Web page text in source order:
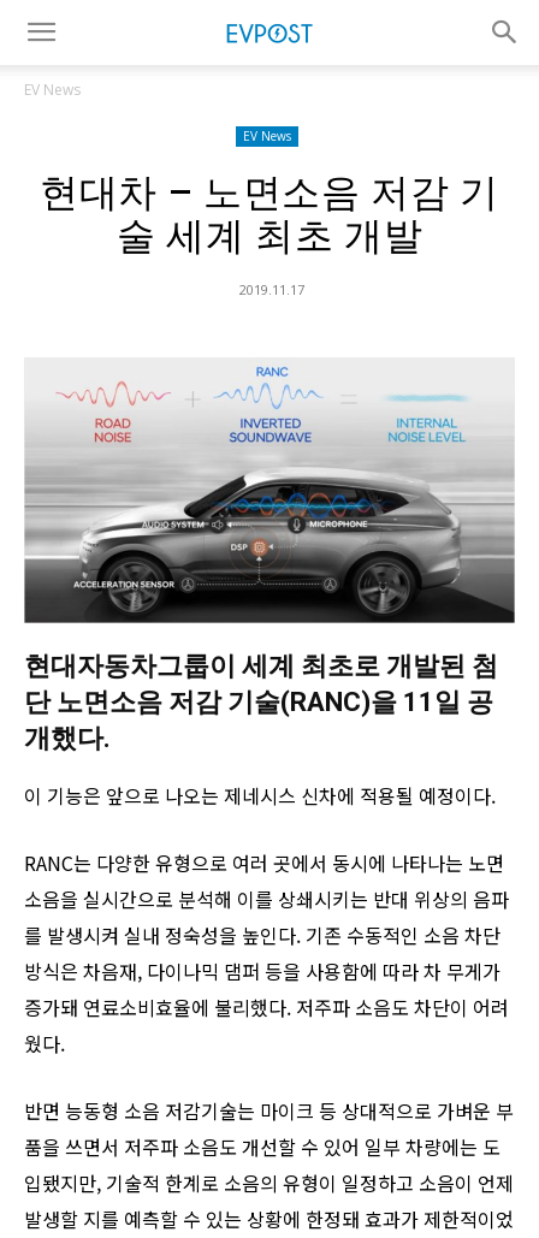
EV News
EV News
현대차 – 노면소음 저감 기
술 세계 최초 개발
2019.11.17
현대자동차그룹이 세계 최초로 개발된 첨
단 노면소음 저감 기술(RANC)을 11일 공
개했다.
이 기능은 앞으로 나오는 제네시스 신차에 적용될 예정이다.
RANC는 다양한 유형으로 여러 곳에서 동시에 나타나는 노면
소음을 실시간으로 분석해 이를 상쇄시키는 반대 위상의 음파
를 발생시켜 실내 정숙성을 높인다. 기존 수동적인 소음 차단
방식은 차음재, 다이나믹 댐퍼 등을 사용함에 따라 차 무게가
증가돼 연료소비효율에 불리했다. 저주파 소음도 차단이 어려
웠다.
반면 능동형 소음 저감기술는 마이크 등 상대적으로 가벼운 부
품을 쓰면서 저주파 소음도 개선할 수 있어 일부 차량에는 도
입됐지만, 기술적 한계로 소음의 유형이 일정하고 소음이 언제
발생할 지를 예측할 수 있는 상황에 한정돼 효과가 제한적이었